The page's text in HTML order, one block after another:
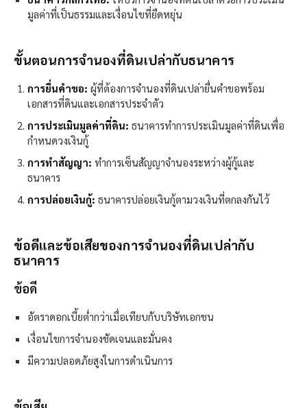
มูลค่าที่เป็นธรรมและเงื่อนไขที่ยืดหยุ่น
ขั้นตอนการจำนองที่ดินเปล่ากับธนาคาร
การยื่นคำขอ: ผู้ที่ต้องการจำนองที่ดินเปล่ายื่นคำขอพร้อม
เอกสารที่ดินและเอกสารประจำตัว
การประเมินมูลค่าที่ดิน: ธนาคารทำการประเมินมูลค่าที่ดินเพื่อ
กำหนดวงเงินกู้
การทำสัญญา: ทำการเซ็นสัญญาจำนองระหว่างผู้กู้และ
ธนาคาร
การปล่อยเงินกู้: ธนาคารปล่อยเงินกู้ตามวงเงินที่ตกลงกันไว้
ข้อดีและข้อเสียของการจำนองที่ดินเปล่ากับ
ธนาคาร
ข้อดี
อัตราดอกเบี้ยต่ำกว่าเมื่อเทียบกับบริษัทเอกชน
เงื่อนไขการจำนองชัดเจนและมั่นคง
มีความปลอดภัยสูงในการดำเนินการ